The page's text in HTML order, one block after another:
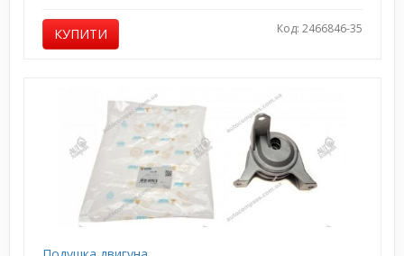
КУПИТИ Код: 2466846-35